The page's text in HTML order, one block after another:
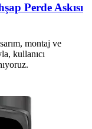
Perde Askısı
montaj ve
kullanıcı